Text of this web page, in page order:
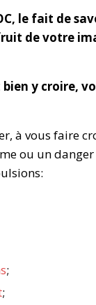
le fait de
de votre
y croire,
à vous faire
ou un danger
;
;